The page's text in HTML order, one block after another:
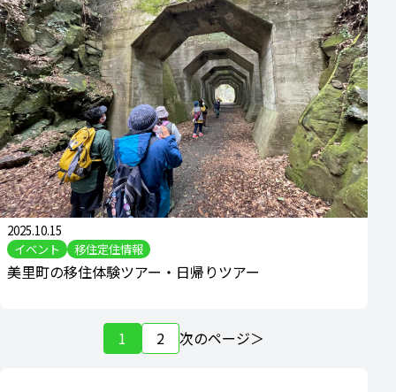
2025.10.15
イベント
移住定住情報
美里町の移住体験ツアー・日帰りツアー
1 2 次のページ